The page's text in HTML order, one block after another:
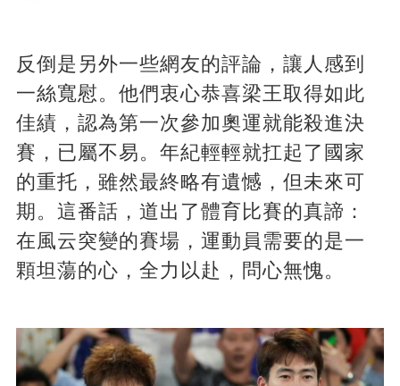
反倒是另外一些網友的評論，讓人感到
一絲寬慰。他們衷心恭喜梁王取得如此
佳績，認為第一次參加奧運就能殺進決
賽，已屬不易。年紀輕輕就扛起了國家
的重托，雖然最終略有遺憾，但未來可
期。這番話，道出了體育比賽的真諦：
在風云突變的賽場，運動員需要的是一
顆坦蕩的心，全力以赴，問心無愧。